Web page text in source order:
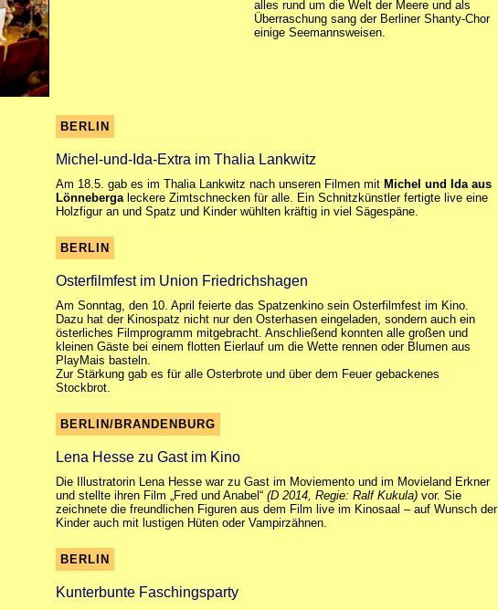
alles rund um die Welt der Meere und als
Überraschung sang der Berliner Shanty-Chor
einige Seemannsweisen.
BERLIN
Michel-und-Ida-Extra im Thalia Lankwitz
Am 18.5. gab es im Thalia Lankwitz nach unseren Filmen mit Michel und Ida aus
Lönnebergaleckere Zimtschnecken für alle. Ein Schnitzkünstler fertigte live eine
Holzfigur an und Spatz und Kinder wühlten kräftig in viel Sägespäne.
BERLIN
Osterfilmfest im Union Friedrichshagen
Am Sonntag, den 10. April feierte das Spatzenkino sein Osterfilmfest im Kino.
Dazu hat der Kinospatz nicht nur den Osterhasen eingeladen, sondern auch ein
österliches Filmprogramm mitgebracht. Anschließend konnten alle großen und
kleinen Gäste bei einem flotten Eierlauf um die Wette rennen oder Blumen aus
PlayMais basteln.
Zur Stärkung gab es für alle Osterbrote und über dem Feuer gebackenes
Stockbrot.
BERLIN/BRANDENBURG
Lena Hesse zu Gast im Kino
Die Illustratorin Lena Hesse war zu Gast im Moviemento und im Movieland Erkner
und stellte ihren Film „Fred und Anabel“ (D 2014, Regie: Ralf Kukula)vor. Sie
zeichnete die freundlichen Figuren aus dem Film live im Kinosaal – auf Wunsch der
Kinder auch mit lustigen Hüten oder Vampirzähnen.
BERLIN
Kunterbunte Faschingsparty